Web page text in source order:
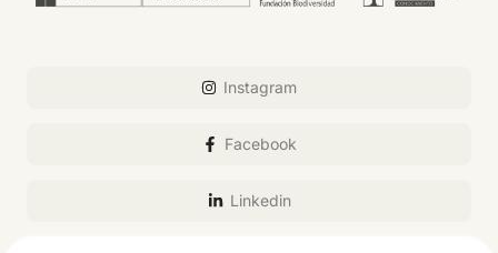
Instagram
Facebook
Linkedin